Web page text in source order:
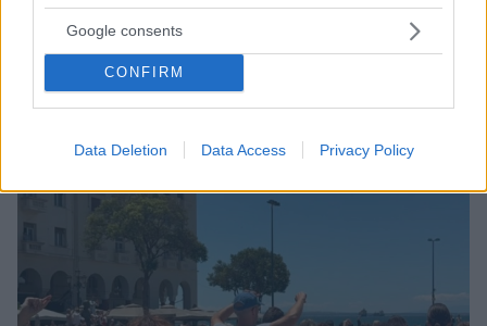
Google consents
CONFIRM
Data Deletion Data Access Privacy Policy